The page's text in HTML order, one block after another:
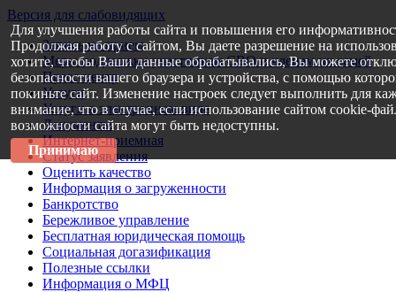
Версия для слабовидящих
Запись на прием
Меры поддержки участникам СВО и членам их семей
Пресс-центр
Услуги
Услуги в электронном виде
Документы
Интернет-приемная
Статус заявления
Оценить качество
Информация о загруженности
Банкротство
Бережливое управление
Бесплатная юридическая помощь
Социальная догазификация
Полезные ссылки
Информация о МФЦ
Для улучшения работы сайта и повышения его
Продолжая работу с сайтом, Вы даете разрешение на
хотите, чтобы Ваши данные обрабатывались, Вы можете
безопасности вашего браузера и устройства, с помощью
покиньте сайт. Изменение настроек следует выполнить для
внимание, что в случае, если использование сайтом cookie-
возможности сайта могут быть недоступны.
Принимаю